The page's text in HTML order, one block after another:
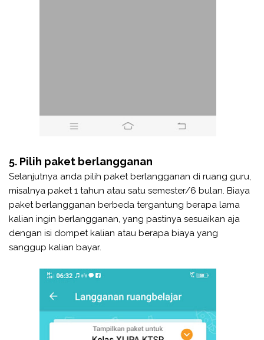
5. Pilih paket berlangganan
Selanjutnya anda pilih paket berlangganan di ruang guru,
misalnya paket 1 tahun atau satu semester/6 bulan. Biaya
paket berlangganan berbeda tergantung berapa lama
kalian ingin berlangganan, yang pastinya sesuaikan aja
dengan isi dompet kalian atau berapa biaya yang
sanggup kalian bayar.